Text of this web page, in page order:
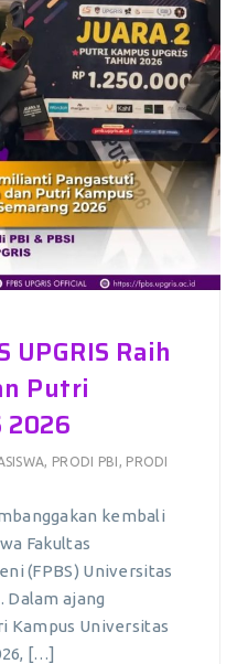
UPGRIS Raih
Putri
2026
PRODI PBI
PRODI
kembali
Fakultas
(FPBS) Universitas
Dalam ajang
Kampus Universitas
[…]